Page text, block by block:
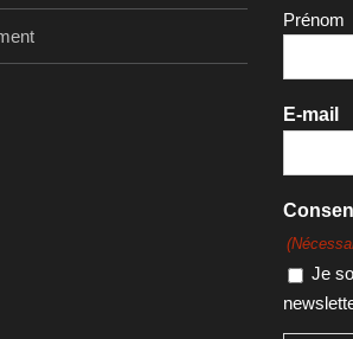
Prénom
E-mail
Je